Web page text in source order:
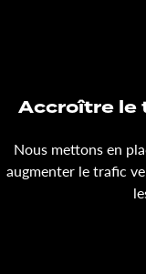
Accroître le
Nous mettons en
augmenter le trafic